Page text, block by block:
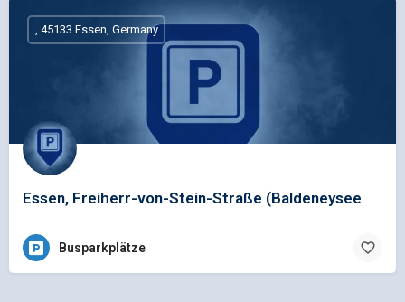
Essen, Freiherr-von-Stein-Straße (Baldeneysee
, 45133 Essen, Germany
Busparkplätze